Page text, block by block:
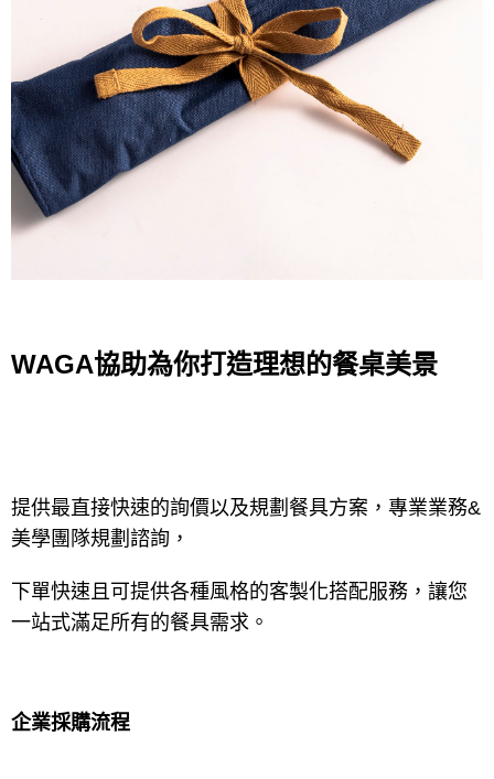
４．使用「AFTEE先享後付」時，將依據個別帳號之用戶狀況，依本公司即
時審查核予不同之上限額度；若仍有額度不足之情形，本公司將視審查結果
請求用戶進行身份認證。
５．嚴禁一人註冊多個帳號或使用他人資訊註冊。若發現惡意使用之情形，
恩沛科技股份有限公司將有權停止該用戶之使用額度並採取法律行動。
WAGA協助為你打造理想的餐桌美景
提供最直接快速的詢價以及規劃餐具方案，專業業務&
美學團隊規劃諮詢，
下單快速且可提供各種風格的客製化搭配服務，讓您
一站式滿足所有的餐具需求 。
企業採購流程